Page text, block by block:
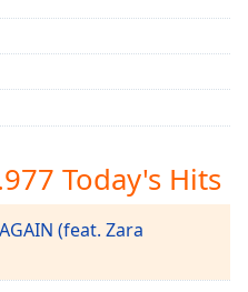
Today's Hits
(feat. Zara